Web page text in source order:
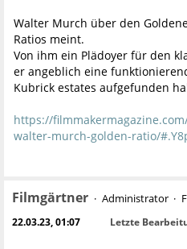
Walter Murch über den
Ratios meint.
Von ihm ein Plädoyer für den
er angeblich eine
Kubrick estates aufgefunden
https://
walter-murch-golden-ratio/
Filmgärtner Administrator
22.03.23, 01:07 Letzte